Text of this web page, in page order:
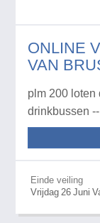
ONLINE
VAN
plm 200 loten
drinkbussen
Einde veiling
Vrijdag 26 Juni